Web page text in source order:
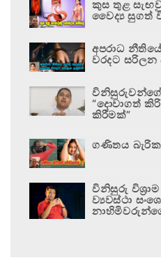
කුස තුළ
වෛද්‍ය සුගත්
අපරාධ
වරදට සරිලන
විනිසුරුවන්ගේ
“දොවාගත්
කිරීමක්”
ගණිතය
විනිසුරු
ව්‍යවස්ථා